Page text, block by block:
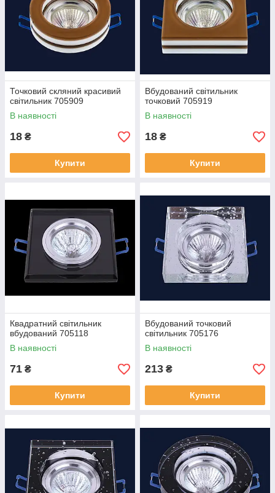
Точковий скляний красивий
світильник 705909
В наявності
18 ₴
Купити
Вбудований світильник
точковий 705919
В наявності
18 ₴
Купити
Квадратний світильник
вбудований 705118
В наявності
71 ₴
Купити
Вбудований точковий
світильник 705176
В наявності
213 ₴
Купити